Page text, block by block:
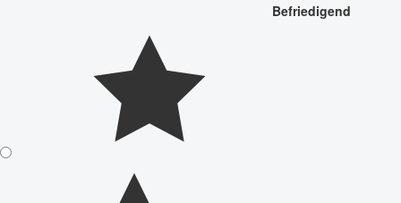
Befriedigend